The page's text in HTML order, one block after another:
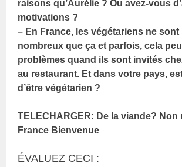
raisons qu’Aurélie ? Ou avez-vous
motivations ?
– En France, les végétariens ne sont
nombreux que ça et parfois, cela
problèmes quand ils sont invités
au restaurant. Et dans votre pays,
d’être végétarien ?
TELECHARGER: De la viande? Non
France Bienvenue
ÉVALUEZ CECI :